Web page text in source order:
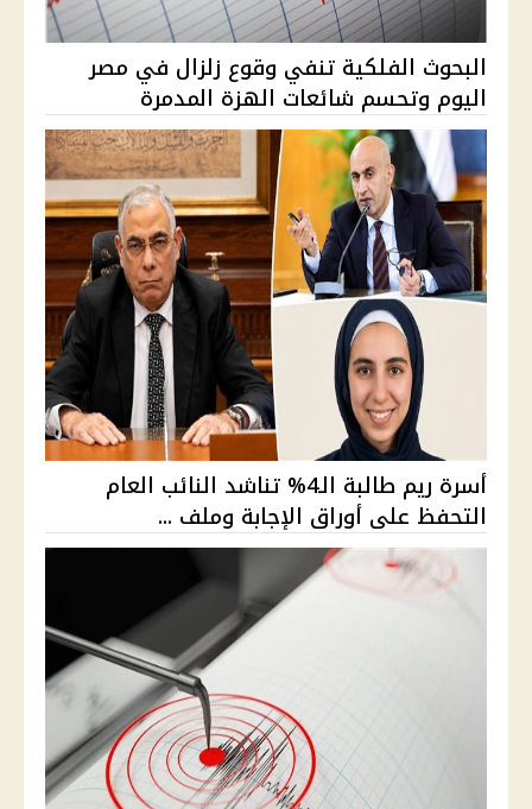
البحوث الفلكية تنفي وقوع زلزال في مصر
اليوم وتحسم شائعات الهزة المدمرة
أسرة ريم طالبة الـ4% تناشد النائب العام
التحفظ على أوراق الإجابة وملف ...